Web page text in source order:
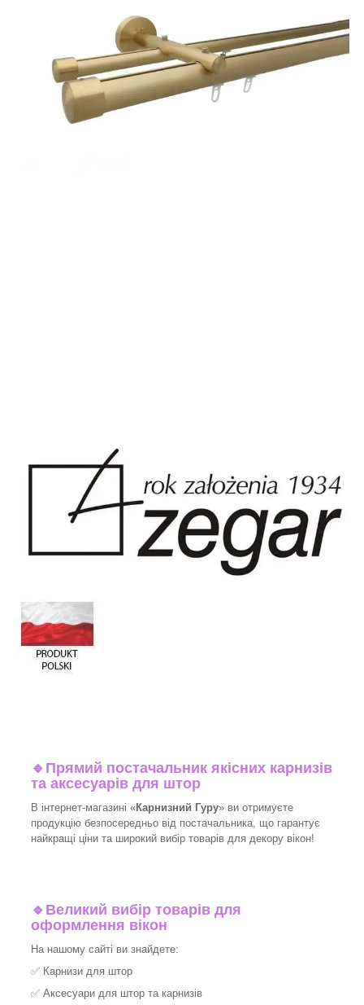
🔹 Прямий постачальник якісних карнизів
та аксесуарів для штор
В інтернет-магазині «Карнизний Гуру» ви отримуєте
продукцію безпосередньо від постачальника, що гарантує
найкращі ціни та широкий вибір товарів для декору вікон!​
🔹 Великий вибір товарів для
оформлення вікон
На нашому сайті ви знайдете:
✅ Карнизи для штор
✅ Аксесуари для штор та карнизів